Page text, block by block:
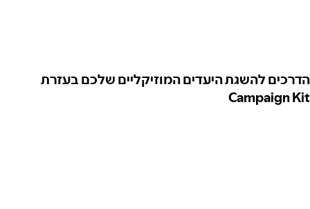
הדרכים להשגת היעדים המוזיקליים שלכם בעזרת
Campaign Kit